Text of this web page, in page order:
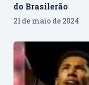
do Brasilerão
21 de maio de 2024